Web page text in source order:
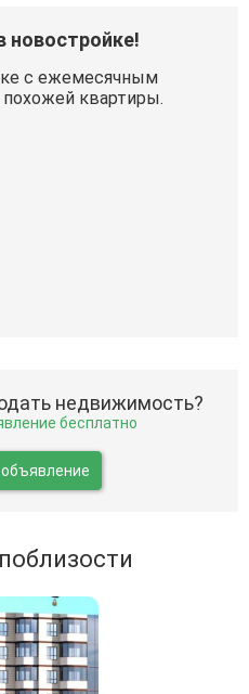
новостройке!
с ежемесячным
квартиры.
недвижимость?
бесплатно